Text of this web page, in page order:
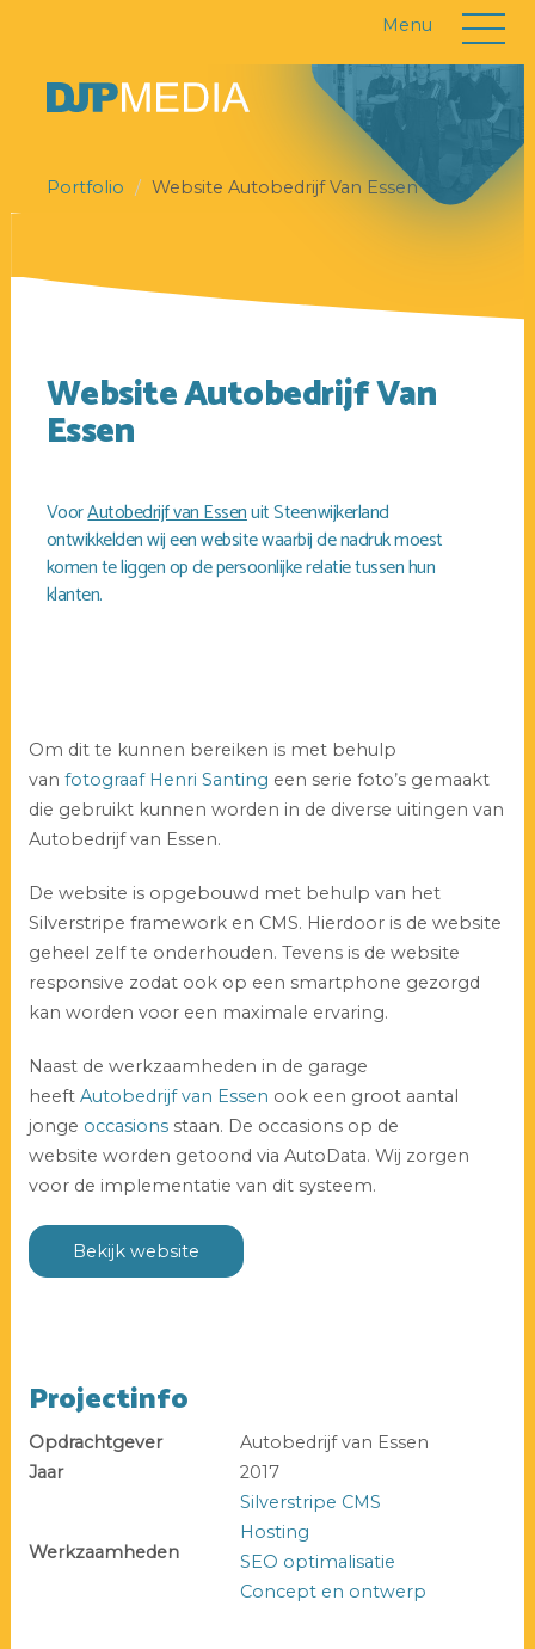
Menu
Portfolio Website Autobedrijf Van Essen
Website Autobedrijf Van
Essen
VoorAutobedrijf van Essenuit Steenwijkerland
ontwikkelden wij een website waarbij de nadruk moest
komen te liggen op de persoonlijke relatie tussen hun
klanten.
Om dit te kunnen bereiken is met behulp
van fotograaf Henri Santing een serie foto’s gemaakt
die gebruikt kunnen worden in de diverse uitingen van
Autobedrijf van Essen.
De website is opgebouwd met behulp van het
Silverstripe framework en CMS. Hierdoor is de website
geheel zelf te onderhouden. Tevens is de website
responsive zodat ook op een smartphone gezorgd
kan worden voor een maximale ervaring.
Naast de werkzaamheden in de garage
heeft Autobedrijf van Essen ook een groot aantal
jonge occasionsstaan. De occasions op de
website worden getoond via AutoData. Wij zorgen
voor de implementatie van dit systeem.
Bekijk website
Projectinfo
Opdrachtgever
Autobedrijf van Essen
Jaar
2017
Werkzaamheden
Silverstripe CMS
Hosting
SEO optimalisatie
Concept en ontwerp